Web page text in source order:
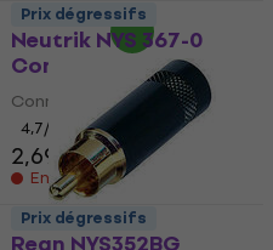
Neutrik NYS 367-0
Connecteur RCA
Connecteur RCA
4,7/5
2,69 €
En rupture de stock
Prix dégressifs
Prix dégressifs